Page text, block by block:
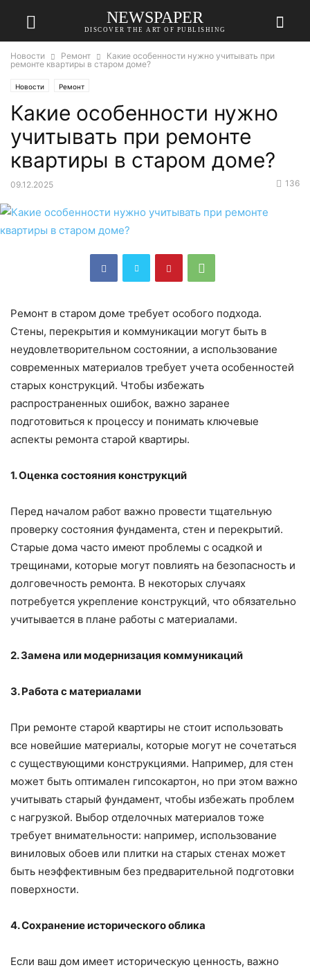
NEWSPAPER
DISCOVER THE ART OF PUBLISHING
Новости Ремонт
Какие особенности нужно учитывать при
ремонте квартиры в старом доме?
Новости Ремонт
Какие особенности нужно
учитывать при ремонте
квартиры в старом доме?
09.12.2025 136
Ремонт в старом доме требует особого подхода.
Стены, перекрытия и коммуникации могут быть в
неудовлетворительном состоянии, а использование
современных материалов требует учета особенностей
старых конструкций. Чтобы избежать
распространенных ошибок, важно заранее
подготовиться к процессу и понимать ключевые
аспекты ремонта старой квартиры.
1. Оценка состояния конструкций
Перед началом работ важно провести тщательную
проверку состояния фундамента, стен и перекрытий.
Старые дома часто имеют проблемы с осадкой и
трещинами, которые могут повлиять на безопасность и
долговечность ремонта. В некоторых случаях
потребуется укрепление конструкций, что обязательно
учитывается в плане работы с материалами.
2. Замена или модернизация коммуникаций
3. Работа с материалами
При ремонте старой квартиры не стоит использовать
все новейшие материалы, которые могут не сочетаться
с существующими конструкциями. Например, для стен
может быть оптимален гипсокартон, но при этом важно
учитывать старый фундамент, чтобы избежать проблем
с нагрузкой. Выбор отделочных материалов тоже
требует внимательности: например, использование
виниловых обоев или плитки на старых стенах может
быть неэффективным без предварительной подготовки
поверхности.
4. Сохранение исторического облика
Если ваш дом имеет историческую ценность, важно